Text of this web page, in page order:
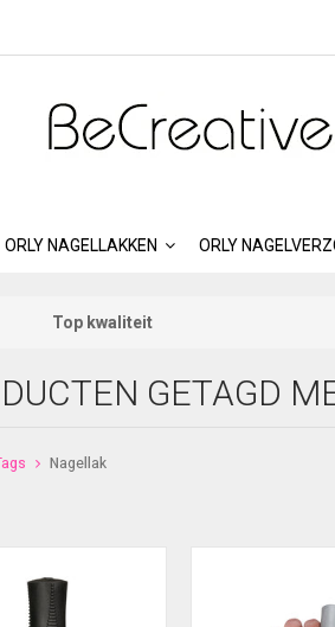
ORLY NAGELLAKKEN ORLY
Top kwaliteit
GETAGD
Nagellak